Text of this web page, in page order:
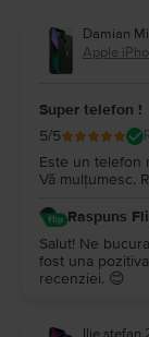
Damian
Apple
Super telefon !
5/5
Este un telefon
Vă mulțumesc.
Raspuns
Salut! Ne
fost una
recenziei. 😊